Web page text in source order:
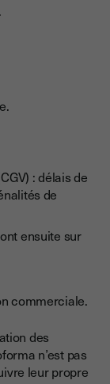
: délais de
de
ensuite sur
commerciale.
des
n’est pas
leur propre